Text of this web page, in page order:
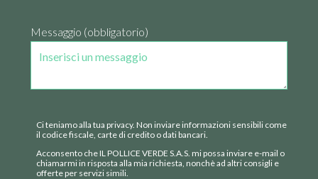
Messaggio (obbligatorio)
Ci teniamo alla tua privacy. Non inviare informazioni sensibili come
il codice fiscale, carte di credito o dati bancari.
Acconsento che IL POLLICE VERDE S.A.S. mi possa inviare e-mail o
chiamarmi in risposta alla mia richiesta, nonchè ad altri consigli e
offerte per servizi simili.